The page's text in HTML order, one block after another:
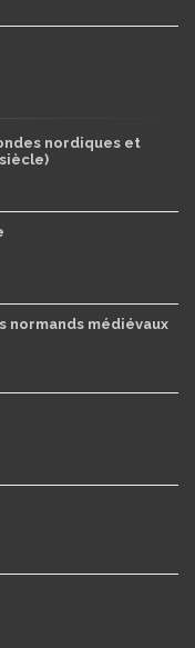
nordiques et
siècle)
normands médiévaux